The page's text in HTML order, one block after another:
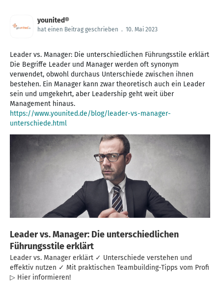
younited®
hat einen Beitrag geschrieben . 10. Mai 2023
Leader vs. Manager: Die unterschiedlichen Führungsstile erklärt
Die Begriffe Leader und Manager werden oft synonym
verwendet, obwohl durchaus Unterschiede zwischen ihnen
bestehen. Ein Manager kann zwar theoretisch auch ein Leader
sein und umgekehrt, aber Leadership geht weit über
https://www.younited.de/blog/leader-vs-manager-
unterschiede.html
Leader vs. Manager: Die unterschiedlichen
Führungsstile erklärt
Leader vs. Manager erklärt ✓ Unterschiede verstehen und
effektiv nutzen ✓ Mit praktischen Teambuilding-Tipps vom Profi
▷ Hier informieren!